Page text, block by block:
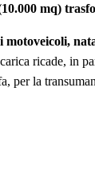
mq)
ricade,
la